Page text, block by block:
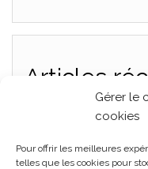
Gérer le
cookies
Pour offrir les meilleures
telles que les cookies pour
Articles
Mariage, La Ferme
Mariage L’orangerie